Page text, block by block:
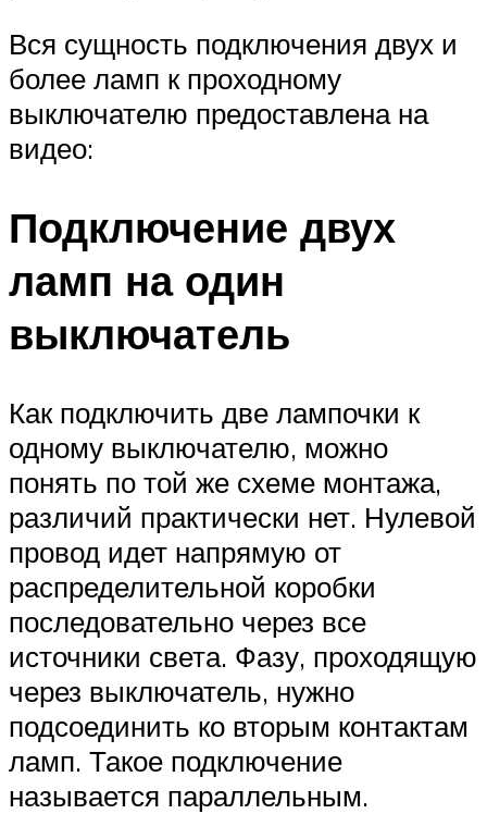
Вся сущность подключения двух и
более ламп к проходному
выключателю предоставлена на
видео:
Подключение двух
ламп на один
выключатель
Как подключить две лампочки к
одному выключателю, можно
понять по той же схеме монтажа,
различий практически нет. Нулевой
провод идет напрямую от
распределительной коробки
последовательно через все
источники света. Фазу, проходящую
через выключатель, нужно
подсоединить ко вторым контактам
ламп. Такое подключение
называется параллельным.